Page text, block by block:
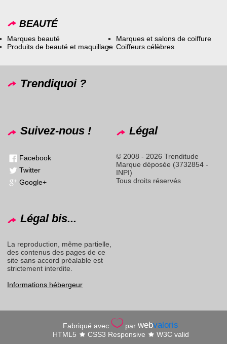
BEAUTÉ
Marques beauté
Produits de beauté et maquillage
Marques et salons de coiffure
Coiffeurs célèbres
Trendiquoi ?
Suivez-nous !
Facebook
Twitter
Google+
Légal
© 2008 - 2026 Trenditude
Marque déposée (3732854 -
INPI)
Tous droits réservés
Légal bis...
La reproduction, même partielle,
des contenus des pages de ce
site sans accord préalable est
strictement interdite.
Informations hébergeur
Fabriqué avec parwebvaloris
HTML5 CSS3 Responsive W3C valid